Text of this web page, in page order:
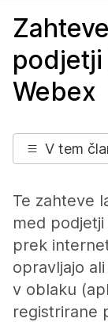
podjetji
Webex
V tem
Te zahteve
med
prek
opravljajo
v oblaku
registrirane